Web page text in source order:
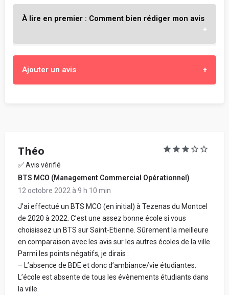
Théo
✅ Avis vérifié
BTS MCO (Management Commercial Opérationnel)
12 octobre 2022 à 9 h 10 min
J’ai effectué un BTS MCO (en initial) à Tezenas du Montcel
de 2020 à 2022. C’est une assez bonne école si vous
choisissez un BTS sur Saint-Etienne. Sûrement la meilleure
en comparaison avec les avis sur les autres écoles de la ville.
Parmi les points négatifs, je dirais :
– L’absence de BDE et donc d’ambiance/vie étudiantes.
L’école est absente de tous les évènements étudiants dans
la ville.
À lire en premier : Comment bien rédiger mon avis
correspond vraiment, en partageant ton expérience
objective et constructive au sein de ton école.
- Parle de ce que ton école t'apporte : expériences,
connaissances, apprentissage, etc.
- Dis si tu recommandes ou non ton école, et pour quel
type d'étudiant et projet professionnel.
- Tes propos doivent être respectueux, sans intention de
nuire, ni diffamants, ni injurieux. Évite de cibler ou de citer
une personne en particulier. Ne mentionne pas d'autre
établissement que celui dont tu parles.
Ton avis, ton prénom, ton nom et ton adresse e-mail
restent anonymes.
Ton école n'a pas et n'aura jamais accès à tes
informations personnelles.
Ajouter un avis
Locaux, infrastructures et localisation
Ambiance, vie étudiante et associative
Votre prénom de publication (réel ou inventé) :
Votre vrai prénom et votre nom - Obligatoire (ne